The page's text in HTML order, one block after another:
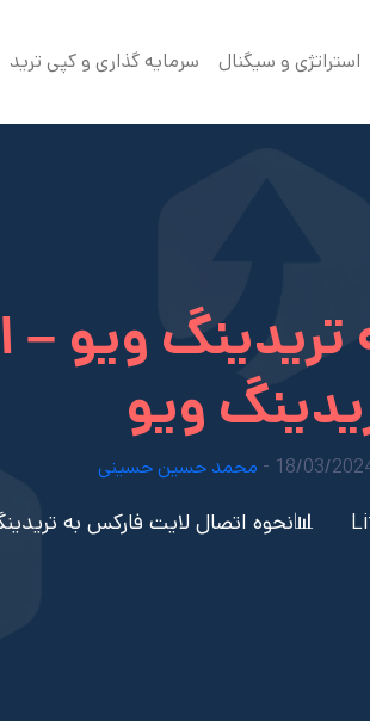
استراتژی و سیگنال سرمایه گذاری و کپی ترید
ویو –
ویو
محمد حسین حسینی
📊نحوه اتصال لایت فارکس به